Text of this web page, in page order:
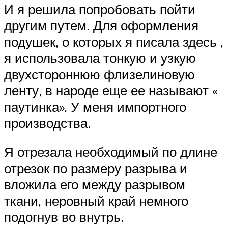
И я решила попробовать пойти
другим путем. Для оформления
подушек, о которых я писала здесь ,
я использовала тонкую и узкую
двухстороннюю флизелиновую
ленту, в народе еще ее называют «
паутинка». У меня импортного
производства.
Я отрезала необходимый по длине
отрезок по размеру разрыва и
вложила его между разрывом
ткани, неровный край немного
подогнув во внутрь.